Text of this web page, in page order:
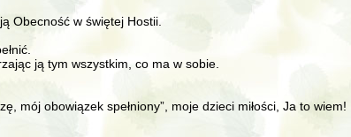
Obecność w świętej Hostii.
ją tym wszystkim, co ma w sobie.
mój obowiązek spełniony”, moje dzieci miłości, Ja to wiem!